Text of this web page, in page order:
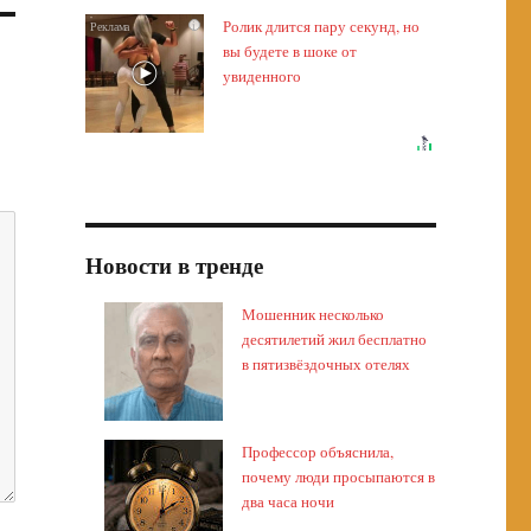
i
Ролик длится пару секунд, но
вы будете в шоке от
увиденного
Новости в тренде
Мошенник несколько
десятилетий жил бесплатно
в пятизвёздочных отелях
Профессор объяснила,
почему люди просыпаются в
два часа ночи